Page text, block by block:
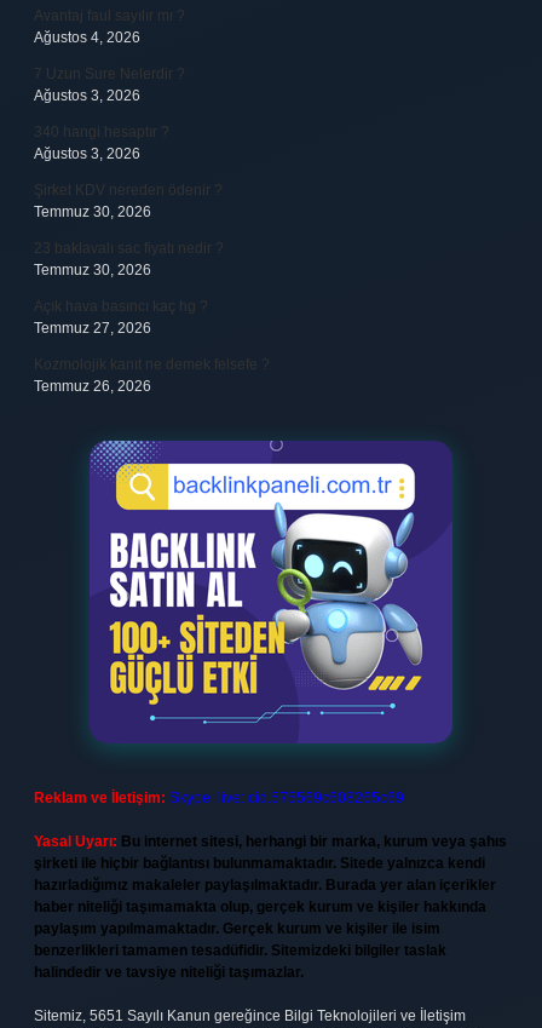
Avantaj faul sayılır mı ?
Ağustos 4, 2026
7 Uzun Sure Nelerdir ?
Ağustos 3, 2026
340 hangi hesaptır ?
Ağustos 3, 2026
Şirket KDV nereden ödenir ?
Temmuz 30, 2026
23 baklavalı sac fiyatı nedir ?
Temmuz 30, 2026
Açık hava basıncı kaç hg ?
Temmuz 27, 2026
Kozmolojik kanıt ne demek felsefe ?
Temmuz 26, 2026
Reklam ve İletişim: Skype: live:.cid.575569c608265c69
Yasal Uyarı: Bu internet sitesi, herhangi bir marka, kurum veya şahıs
şirketi ile hiçbir bağlantısı bulunmamaktadır. Sitede yalnızca kendi
hazırladığımız makaleler paylaşılmaktadır. Burada yer alan içerikler
haber niteliği taşımamakta olup, gerçek kurum ve kişiler hakkında
paylaşım yapılmamaktadır. Gerçek kurum ve kişiler ile isim
benzerlikleri tamamen tesadüfidir. Sitemizdeki bilgiler taslak
halindedir ve tavsiye niteliği taşımazlar.
Sitemiz, 5651 Sayılı Kanun gereğince Bilgi Teknolojileri ve İletişim